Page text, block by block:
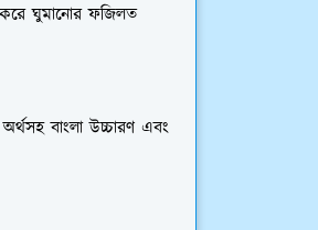
ঘুমানোর ফজিলত
বাংলা উচ্চারণ এবং